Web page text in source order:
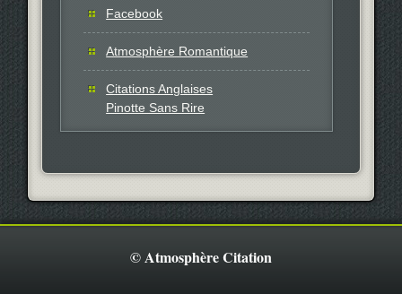
Facebook
Atmosphère Romantique
Citations Anglaises
Pinotte Sans Rire
© Atmosphère Citation